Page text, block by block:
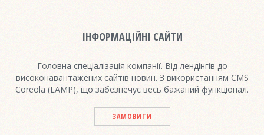
ІНФОРМАЦІЙНІ САЙТИ
Головна спеціалізація компанії. Від лендінгів до
високонавантажених сайтів новин. З використанням CMS
Coreola (LAMP), що забезпечує весь бажаний функціонал.
ЗАМОВИТИ